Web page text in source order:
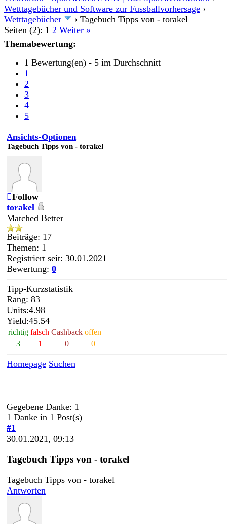
Wetttagebücher und Software zur Fussballvorhersage ›
Wetttagebücher
› Tagebuch Tipps von - torakel
Seiten (2): 1 2 Weiter »
Themabewertung:
1 Bewertung(en) - 5 im Durchschnitt
1
2
3
4
5
Ansichts-Optionen
Tagebuch Tipps von - torakel
Follow
torakel
Matched Better
Beiträge: 17
Themen: 1
Registriert seit: 30.01.2021
Bewertung: 0
Tipp-Kurzstatistik
Rang: 83
Units:4.98
Yield:45.54
richtig falsch Cashback offen
3
1 0 0
Homepage Suchen
Gegebene Danke: 1
1 Danke in 1 Post(s)
#1
30.01.2021, 09:13
Tagebuch Tipps von - torakel
Tagebuch Tipps von - torakel
Antworten